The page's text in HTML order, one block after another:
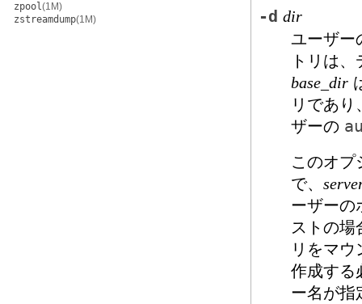
zpool(1M)
zstreamdump(1M) -d dir
ユーザー
トリは
base_dir
リであり
ザーの
このオプ
で、
ーザーの
ストの場
リをマ
作成する
ー名が指